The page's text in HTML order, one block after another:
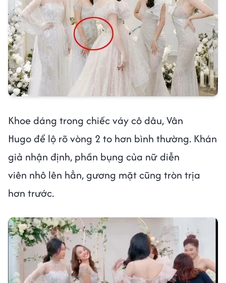
Khoe dáng trong chiếc váy cô dâu, Vân
Hugo để lộ rõ vòng 2 to hơn bình thường. Khán
giả nhận định, phần bụng của nữ diễn
viên nhô lên hẳn, gương mặt cũng tròn trịa
hơn trước.